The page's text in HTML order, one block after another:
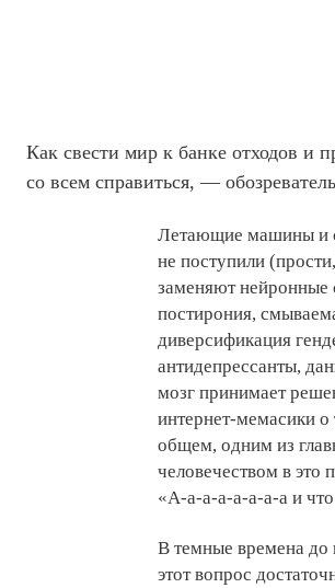
Как свести мир к банке отходов и
со всем справиться, —
Летающие машины и
не поступили
заменяют нейронные
постирония,
диверсификация
антидепрессанты,
мозг принимает
интернет-мемасики
общем, одним из
человечеством в это
«А-а-а-а-а-а-а-а и
В темные времена до
этот вопрос